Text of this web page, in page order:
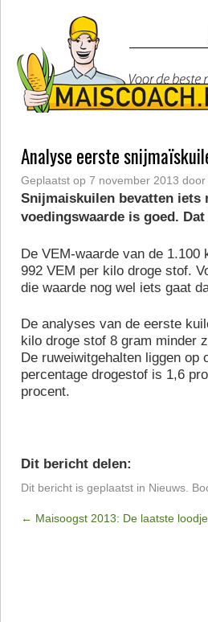
Analyse eerste
Geplaatst op 7 november 2013 door
Snijmaiskuilen bevatten iets
voedingswaarde is goed.
De VEM-waarde van de
992 VEM per kilo droge stof.
die waarde nog wel iets gaat
De analyses van de eerste
kilo droge stof 8 gram minder
De ruweiwitgehalten liggen op
percentage drogestof is 1,6
procent.
Dit bericht delen:
Dit bericht is geplaatst in Nieuws .
← Maisoogst 2013: De laatste